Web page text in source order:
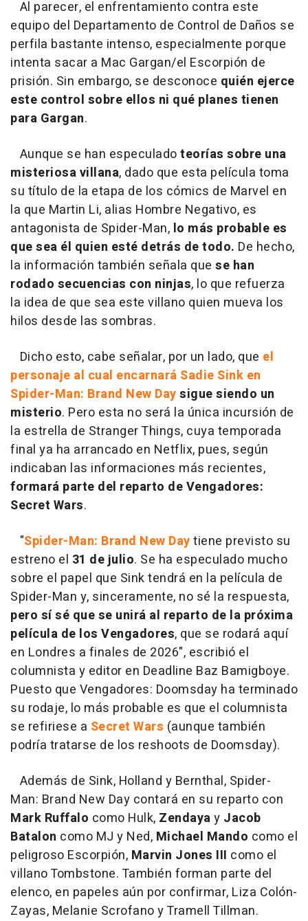
Al parecer, el enfrentamiento contra este
equipo del Departamento de Control de Daños se
perfila bastante intenso, especialmente porque
intenta sacar a Mac Gargan/el Escorpión de
prisión. Sin embargo, se desconoce quién ejerce
este control sobre ellos ni qué planes tienen
para Gargan.
Aunque se han especuladoteorías sobre una
misteriosa villana, dado que esta película toma
su título de la etapa de los cómics de Marvel en
la que Martin Li, alias Hombre Negativo, es
antagonista de Spider-Man, lo más probable es
que sea él quien esté detrás de todo. De hecho,
la información también señala que se han
rodado secuencias con ninjas, lo que refuerza
la idea de que sea este villano quien mueva los
hilos desde las sombras.
Dicho esto, cabe señalar, por un lado, que el
personaje al cual encarnará Sadie Sink en
Spider-Man: Brand New Daysigue siendo un
misterio. Pero esta no será la única incursión de
la estrella de Stranger Things, cuya temporada
final ya ha arrancado en Netflix, pues, según
indicaban las informaciones más recientes,
formará parte del reparto de Vengadores:
Secret Wars.
"Spider-Man: Brand New Daytiene previsto su
estreno el 31 de julio. Se ha especulado mucho
sobre el papel que Sink tendrá en la película de
Spider-Man y, sinceramente, no sé la respuesta,
pero sí sé que se unirá al reparto de la próxima
película de los Vengadores, que se rodará aquí
en Londres a finales de 2026", escribió el
columnista y editor en Deadline Baz Bamigboye.
Puesto que Vengadores: Doomsday ha terminado
su rodaje, lo más probable es que el columnista
se refiriese a Secret Wars (aunque también
podría tratarse de los reshoots de Doomsday).
Además de Sink, Holland y Bernthal, Spider-
Man: Brand New Day contará en su reparto con
Mark Ruffalo como Hulk, Zendayay Jacob
Batalon como MJ y Ned, Michael Mando como el
peligroso Escorpión, Marvin Jones III como el
villano Tombstone. También forman parte del
elenco, en papeles aún por confirmar, Liza Colón-
Zayas, Melanie Scrofano y Tramell Tillman.